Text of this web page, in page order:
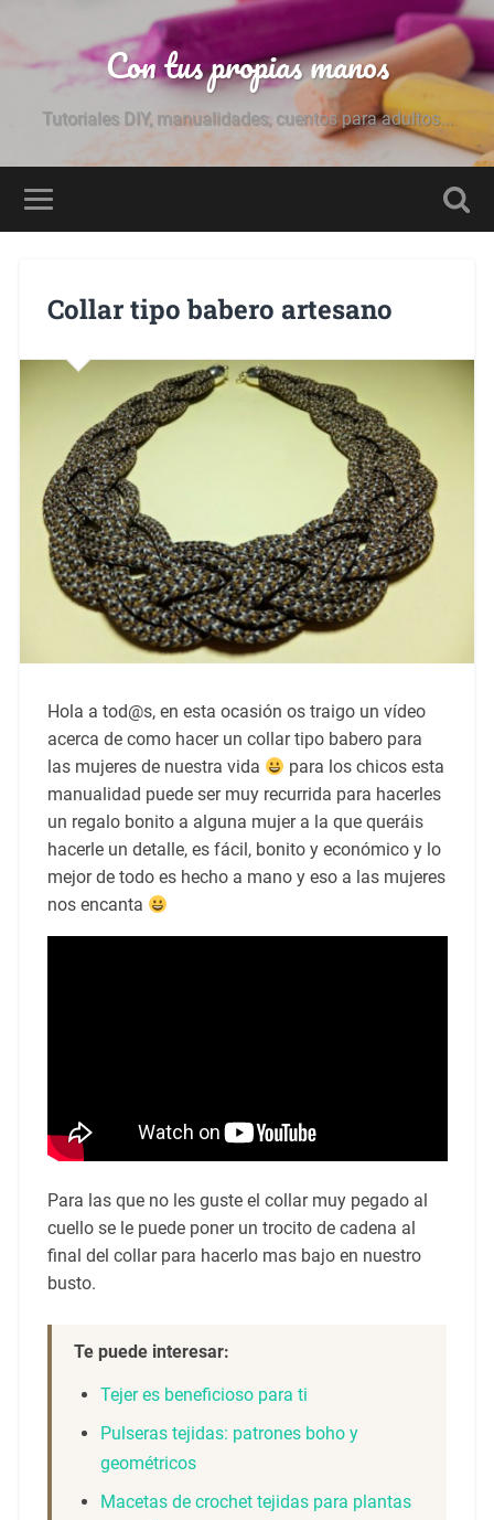
Con tus propias manos
Tutoriales DIY, manualidades, cuentos para adultos...
Collar tipo babero artesano
Hola a tod@s, en esta ocasión os traigo un vídeo
acerca de como hacer un collar tipo babero para
las mujeres de nuestra vida
para los chicos esta
manualidad puede ser muy recurrida para hacerles
un regalo bonito a alguna mujer a la que queráis
hacerle un detalle, es fácil, bonito y económico y lo
mejor de todo es hecho a mano y eso a las mujeres
nos encanta
Para las que no les guste el collar muy pegado al
cuello se le puede poner un trocito de cadena al
final del collar para hacerlo mas bajo en nuestro
busto.
Te puede interesar:
Tejer es beneficioso para ti
Pulseras tejidas: patrones boho y
geométricos
Macetas de crochet tejidas para plantas